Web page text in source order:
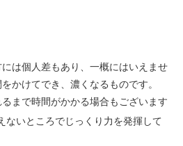
は個人差もあり、一概にはいえませ
かけてでき、濃くなるものです。
まで時間がかかる場合もございます
ないところでじっくり力を発揮して